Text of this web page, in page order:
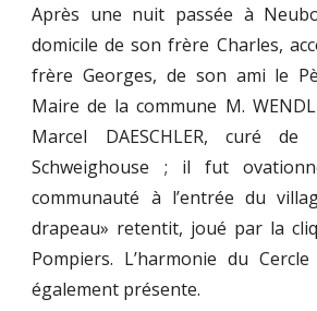
Après une nuit passée à
domicile de son frère Charles,
frère Georges, de son ami le
Maire de la commune M.
Marcel DAESCHLER, curé
Schweighouse ; il fut
communauté à l’entrée du
drapeau» retentit, joué par la
Pompiers. L’harmonie du
également présente.